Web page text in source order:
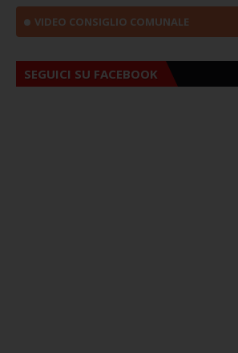
VIDEO CONSIGLIO COMUNALE
SEGUICI SU FACEBOOK